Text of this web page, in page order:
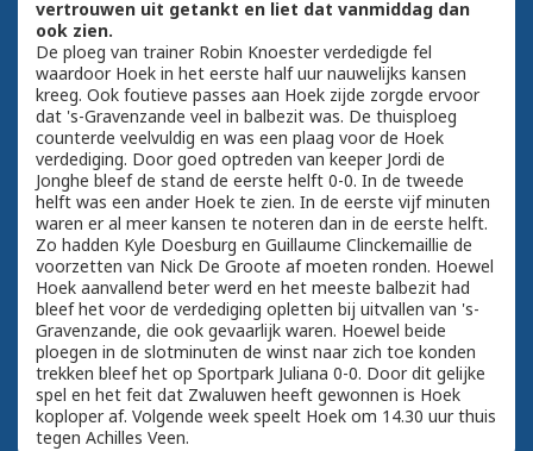
vertrouwen uit getankt en liet dat vanmiddag dan
ook zien.
De ploeg van trainer Robin Knoester verdedigde fel
waardoor Hoek in het eerste half uur nauwelijks kansen
kreeg. Ook foutieve passes aan Hoek zijde zorgde ervoor
dat 's-Gravenzande veel in balbezit was. De thuisploeg
counterde veelvuldig en was een plaag voor de Hoek
verdediging. Door goed optreden van keeper Jordi de
Jonghe bleef de stand de eerste helft 0-0. In de tweede
helft was een ander Hoek te zien. In de eerste vijf minuten
waren er al meer kansen te noteren dan in de eerste helft.
Zo hadden Kyle Doesburg en Guillaume Clinckemaillie de
voorzetten van Nick De Groote af moeten ronden. Hoewel
Hoek aanvallend beter werd en het meeste balbezit had
bleef het voor de verdediging opletten bij uitvallen van 's-
Gravenzande, die ook gevaarlijk waren. Hoewel beide
ploegen in de slotminuten de winst naar zich toe konden
trekken bleef het op Sportpark Juliana 0-0. Door dit gelijke
spel en het feit dat Zwaluwen heeft gewonnen is Hoek
koploper af. Volgende week speelt Hoek om 14.30 uur thuis
tegen Achilles Veen.